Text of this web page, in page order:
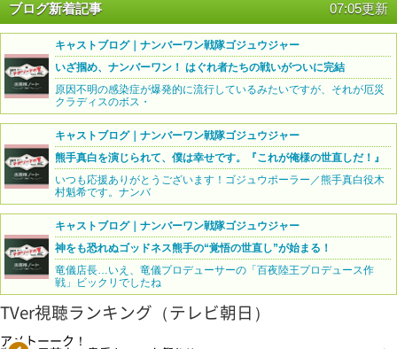
ブログ新着記事 07:05更新
キャストブログ｜ナンバーワン戦隊ゴジュウジャー
いざ掴め、ナンバーワン！ はぐれ者たちの戦いがついに完結
原因不明の感染症が爆発的に流行しているみたいですが、それが厄災
クラディスのボス・
キャストブログ｜ナンバーワン戦隊ゴジュウジャー
熊手真白を演じられて、僕は幸せです。『これが俺様の世直しだ！』
いつも応援ありがとうございます！ゴジュウポーラー／熊手真白役木
村魁希です。ナンバ
キャストブログ｜ナンバーワン戦隊ゴジュウジャー
神をも恐れぬゴッドネス熊手の“覚悟の世直し”が始まる！
竜儀店長…いえ、竜儀プロデューサーの「百夜陸王プロデュース作
戦」ビックリでしたね
TVer視聴ランキング（テレビ朝日）
アメトーーク！